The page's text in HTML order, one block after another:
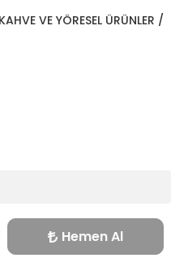
VE YÖRESEL ÜRÜNLER /
Hemen Al